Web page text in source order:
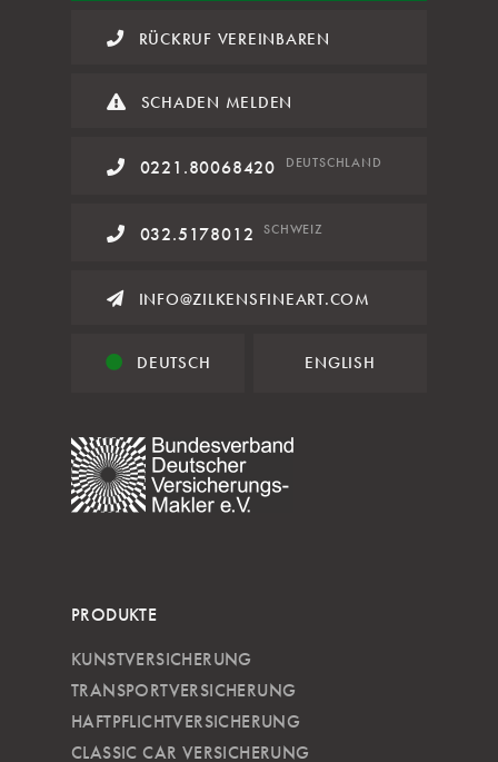
RÜCKRUF VEREINBAREN
SCHADEN MELDEN
0221.80068420 DEUTSCHLAND
032.5178012 SCHWEIZ
INFO@ZILKENSFINEART.COM
DEUTSCH ENGLISH
PRODUKTE
KUNSTVERSICHERUNG
TRANSPORTVERSICHERUNG
HAFTPFLICHTVERSICHERUNG
CLASSIC CAR VERSICHERUNG